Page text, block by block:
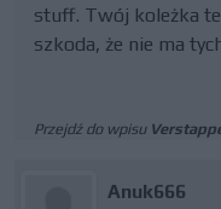
stuff. Twój koleżka
szkoda, że nie ma
Przejdź do wpisu
Anuk666